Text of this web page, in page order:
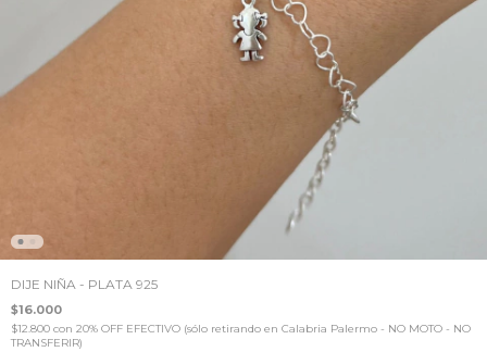
DIJE NIÑA - PLATA 925
$16.000
$12.800 con 20% OFF EFECTIVO (sólo retirando en Calabria Palermo - NO MOTO - NO
TRANSFERIR)